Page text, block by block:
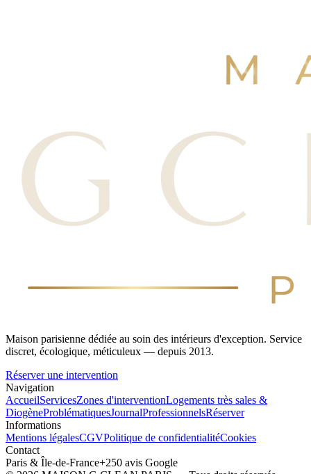
Maison parisienne dédiée au soin des intérieurs d'exception. Service
discret, écologique, méticuleux — depuis 2013.
Réserver une intervention
Navigation
AccueilServicesZones d'interventionLogements très sales &
DiogèneProblématiquesJournalProfessionnelsRéserver
Informations
Mentions légalesCGVPolitique de confidentialitéCookies
Contact
Paris & Île-de-France+250 avis Google